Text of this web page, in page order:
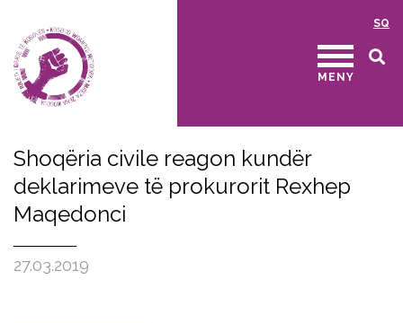
SQ
MENY
Shoqëria civile reagon kundër
deklarimeve të prokurorit Rexhep
Maqedonci
27.03.2019